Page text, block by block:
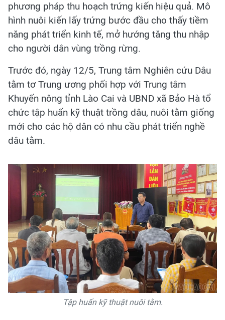
phương pháp thu hoạch trứng kiến hiệu quả. Mô
hình nuôi kiến lấy trứng bước đầu cho thấy tiềm
năng phát triển kinh tế, mở hướng tăng thu nhập
cho người dân vùng trồng rừng.
Trước đó, ngày 12/5, Trung tâm Nghiên cứu Dâu
tằm tơ Trung ương phối hợp với Trung tâm
Khuyến nông tỉnh Lào Cai và UBND xã Bảo Hà tổ
chức tập huấn kỹ thuật trồng dâu, nuôi tằm giống
mới cho các hộ dân có nhu cầu phát triển nghề
dâu tằm.
Tập huấn kỹ thuật nuôi tằm.